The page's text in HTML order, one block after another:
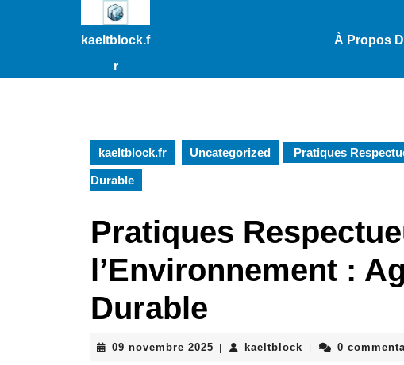
kaeltblock.f
r
À Propos
kaeltblock.fr Uncategorized Pratiques
Durable
Pratiques
l’Environnement :
Durable
09 novembre 2025 09| kaeltblock kaeltblock
| 0